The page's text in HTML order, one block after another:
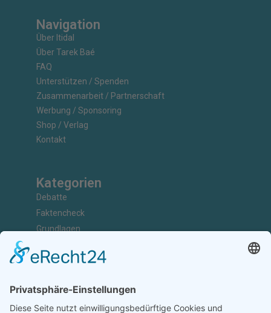
Navigation
Über Itidal
Über Tarek Baé
FAQ
Unterstützen / Spenden
Zusammenarbeit / Partnerschaft
Werbung / Sponsoring
Shop / Verlag
Kontakt
Kategorien
Debatte
Faktencheck
Grundlagen
Kunst & Kultur
Investigativ